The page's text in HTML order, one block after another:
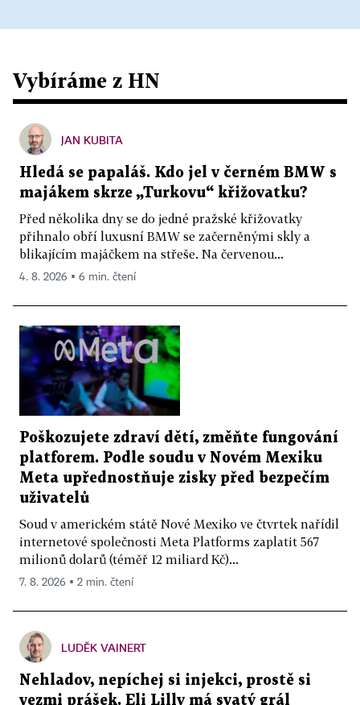
Vybíráme z HN
JAN KUBITA
Hledá se papaláš. Kdo jel v černém BMW s
majákem skrze „Turkovu“ křižovatku?
Před několika dny se do jedné pražské křižovatky
přihnalo obří luxusní BMW se začerněnými skly a
blikajícím majáčkem na střeše. Na červenou...
4. 8. 2026 ▪ 6 min. čtení
Poškozujete zdraví dětí, změňte fungování
platforem. Podle soudu v Novém Mexiku
Meta upřednostňuje zisky před bezpečím
uživatelů
Soud v americkém státě Nové Mexiko ve čtvrtek nařídil
internetové společnosti Meta Platforms zaplatit 567
milionů dolarů (téměř 12 miliard Kč)...
7. 8. 2026 ▪ 2 min. čtení
LUDĚK VAINERT
Nehladov, nepíchej si injekci, prostě si
vezmi prášek. Eli Lilly má svatý grál